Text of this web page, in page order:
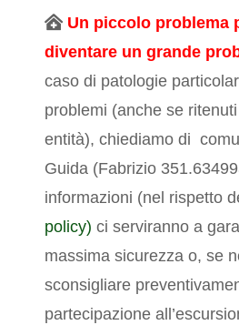
Un piccolo problema
diventare un grande
caso di patologie
problemi (anche se
entità), chiediamo di
Guida (Fabrizio
informazioni (nel rispetto
policy)ci serviranno a
massima sicurezza o, se
sconsigliare
partecipazione